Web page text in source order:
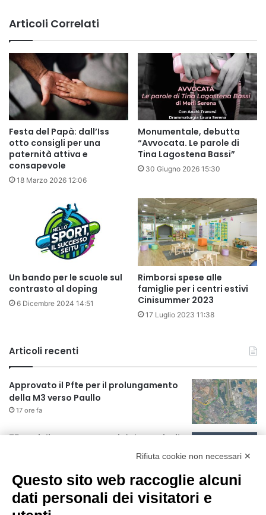
Articoli Correlati
Festa del Papà: dall’Iss
otto consigli per una
paternità attiva e
consapevole
18 Marzo 2026 12:06
Monumentale, debutta
“Avvocata. Le parole di
Tina Lagostena Bassi”
30 Giugno 2026 15:30
Un bando per le scuole sul
contrasto al doping
6 Dicembre 2024 14:51
Rimborsi spese alle
famiglie per i centri estivi
Cinisummer 2023
17 Luglio 2023 11:38
Articoli recenti
Approvato il Pfte per il prolungamento
della M3 verso Paullo
17 ore fa
75 anni di INFN. La comunità, la storia, il
17 ore fa
Milano Aiuta Estate, 1600 prestazioni di
assistenza attivate
Rifiuta cookie non necessari ✕
Questo sito web raccoglie alcuni
dati personali dei visitatori e